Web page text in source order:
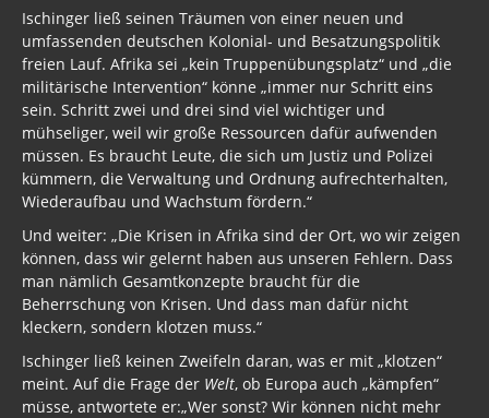
Ischinger ließ seinen Träumen von einer neuen und
umfassenden deutschen Kolonial- und Besatzungspolitik
freien Lauf. Afrika sei „kein Truppenübungsplatz“ und „die
militärische Intervention“ könne „immer nur Schritt eins
sein. Schritt zwei und drei sind viel wichtiger und
mühseliger, weil wir große Ressourcen dafür aufwenden
müssen. Es braucht Leute, die sich um Justiz und Polizei
kümmern, die Verwaltung und Ordnung aufrechterhalten,
Wiederaufbau und Wachstum fördern.“
Und weiter: „Die Krisen in Afrika sind der Ort, wo wir zeigen
können, dass wir gelernt haben aus unseren Fehlern. Dass
man nämlich Gesamtkonzepte braucht für die
Beherrschung von Krisen. Und dass man dafür nicht
kleckern, sondern klotzen muss.“
Ischinger ließ keinen Zweifeln daran, was er mit „klotzen“
meint. Auf die Frage der Welt, ob Europa auch „kämpfen“
müsse, antwortete er:„Wer sonst? Wir können nicht mehr